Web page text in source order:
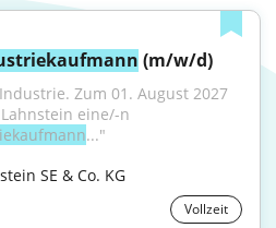
(m/w/d)
Zum 01. August 2027
eine/-n
..."
SE & Co. KG
Vollzeit